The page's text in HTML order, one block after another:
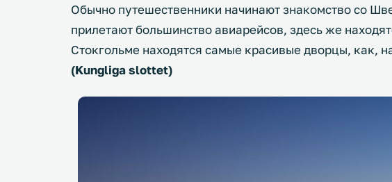
Обычно путешественники начинают знакомство со
прилетают большинство авиарейсов, здесь же
Стокгольме находятся самые красивые дворцы, как,
(Kungliga slottet)